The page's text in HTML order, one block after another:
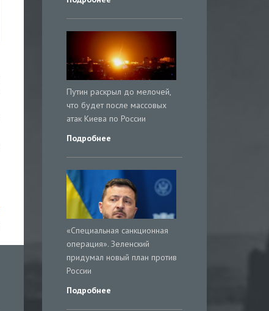
Путин раскрыл до мелочей,
что будет после массовых
атак Киева по России
Подробнее
«Специальная санкционная
операция». Зеленский
придумал новый план против
России
Подробнее